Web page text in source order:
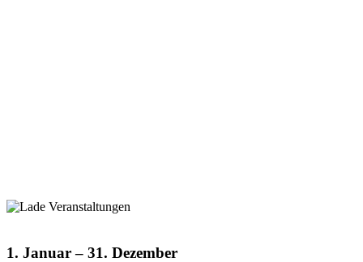
1. Januar– 31. Dezember